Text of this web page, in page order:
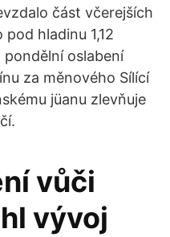
část včerejších
hladinu 1,12
pondělní oslabení
za měnového Sílící
jüanu zlevňuje
vůči
vývoj